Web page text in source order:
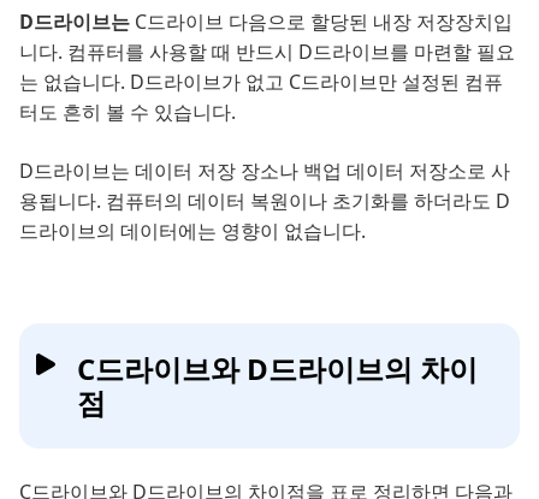
D드라이브는 C드라이브 다음으로 할당된 내장 저장장치입
니다. 컴퓨터를 사용할 때 반드시 D드라이브를 마련할 필요
는 없습니다. D드라이브가 없고 C드라이브만 설정된 컴퓨
터도 흔히 볼 수 있습니다.
D드라이브는 데이터 저장 장소나 백업 데이터 저장소로 사
용됩니다. 컴퓨터의 데이터 복원이나 초기화를 하더라도 D
드라이브의 데이터에는 영향이 없습니다.
C드라이브와 D드라이브의 차이
점
C드라이브와 D드라이브의 차이점을 표로 정리하면 다음과